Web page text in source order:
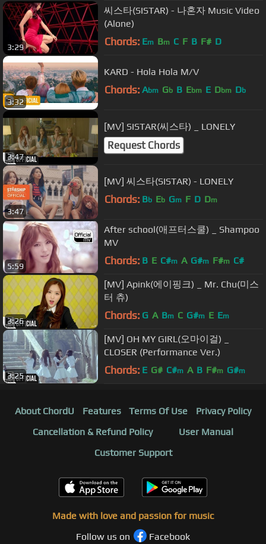
3:29
씨스타(SISTAR) - 나혼자 Music Video
(Alone)
Chords: Em Bm C F B F# D
3:32
KARD - Hola Hola M/V
Chords: Abm Gb B Ebm E Dbm Db
3:47
[MV] SISTAR(씨스타) _ LONELY
Request Chords
3:47
[MV] 씨스타(SISTAR) - LONELY
Chords: Bb Eb Gm F D Dm
5:59
After school(애프터스쿨) _ Shampoo
MV
Chords: B E C#m A G#m F#m C#
3:26
[MV] Apink(에이핑크) _ Mr. Chu(미스
터 츄)
Chords: G A Bm C G#m E Em
3:25
[MV] OH MY GIRL(오마이걸) _
CLOSER (Performance Ver.)
Chords: E G# C#m A B F#m G#m
About ChordU Features Terms Of Use
Privacy Policy
Cancellation & Refund Policy
User Manual
Customer Support
Made with love and passion for music
Follow us on
Facebook